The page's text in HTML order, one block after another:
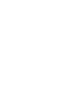
キャ
各種